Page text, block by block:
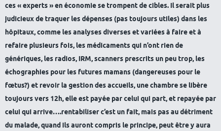
ces « experts » en économie se trompent de cibles. Il serait plus
judicieux de traquer les dépenses (pas toujours utiles) dans les
hôpitaux, comme les analyses diverses et variées à faire et à
refaire plusieurs fois, les médicaments qui n’ont rien de
génériques, les radios, IRM, scanners prescrits un peu trop, les
échographies pour les futures mamans (dangereuses pour le
fœtus?) et revoir la gestion des accueils, une chambre se libère
toujours vers 12h, elle est payée par celui qui part, et repayée par
celui qui arrive….rentabiliser c’est un fait, mais pas au détriment
du malade, quand ils auront compris le principe, peut être y aura